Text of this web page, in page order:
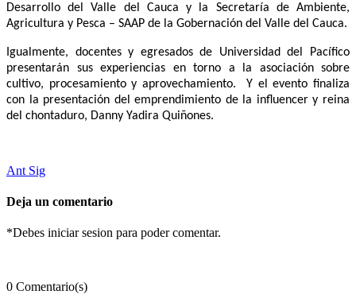
Desarrollo del Valle del Cauca y la Secretaría de Ambiente,
Agricultura y Pesca – SAAP de la Gobernación del Valle del Cauca.
Igualmente, docentes y egresados de Universidad del Pacífico
presentarán sus experiencias en torno a la asociación sobre
cultivo, procesamiento y aprovechamiento. Y el evento finaliza
con la presentación del emprendimiento de la influencer y reina
del chontaduro, Danny Yadira Quiñones.
Ant Sig
Deja un comentario
*Debes iniciar sesion para poder comentar.
0 Comentario(s)